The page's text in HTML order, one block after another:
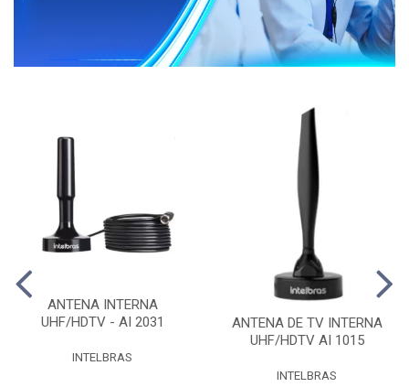
ANTENA INTERNA
UHF/HDTV - AI 2031
INTELBRAS
ANTENA DE TV INTERNA
UHF/HDTV AI 1015
INTELBRAS